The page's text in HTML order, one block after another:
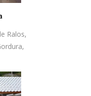
Ralos,